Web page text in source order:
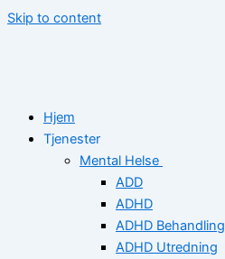
Skip to content
Hjem
Tjenester
Mental Helse
ADD
ADHD
ADHD Behandling
ADHD Utredning